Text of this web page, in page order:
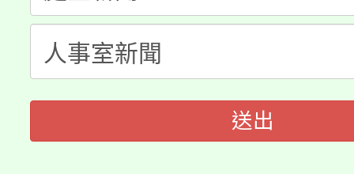
代理(課)教師甄選結果(
轉知中國文化大學推廣
《TA101》溝通分析基
程，歡迎學生輔導中心
送出